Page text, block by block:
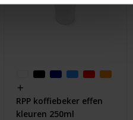
RPP koffiebeker effen
kleuren 250ml